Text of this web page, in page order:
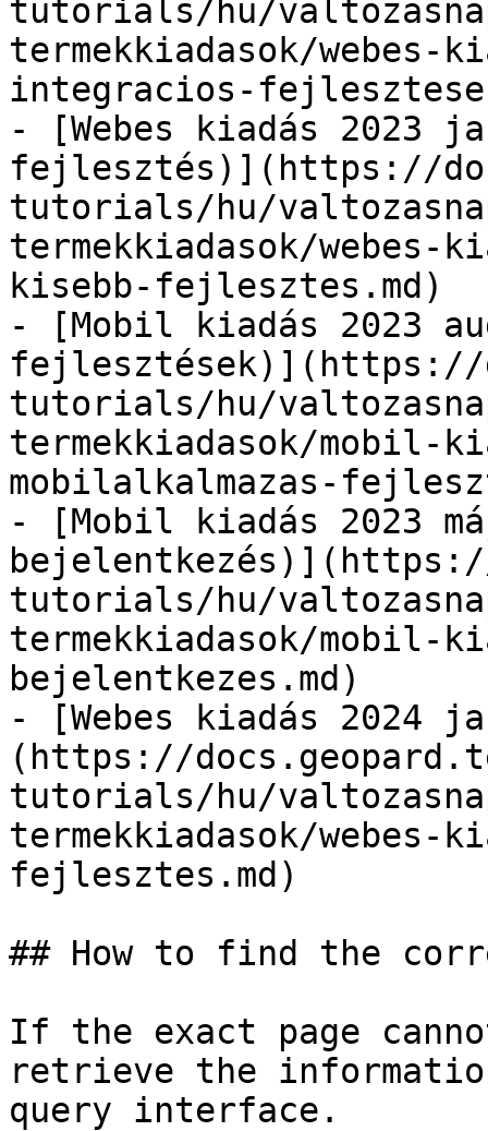
tutorials/hu/
termekkiadasok/webes-
integracios-
- [Webes kiadás 2023
fejlesztés)](https://
tutorials/hu/
termekkiadasok/webes-
kisebb-fejlesztes.md)
- [Mobil kiadás 2023
fejlesztések)](https://
tutorials/hu/
termekkiadasok/mobil-
mobilalkalmazas-
- [Mobil kiadás 2023
tutorials/hu/
termekkiadasok/mobil-
bejelentkezes.md)
- [Webes kiadás 2024
(https://
tutorials/hu/
termekkiadasok/webes-
fejlesztes.md)
## How to find the
If the exact page
retrieve the
query interface.